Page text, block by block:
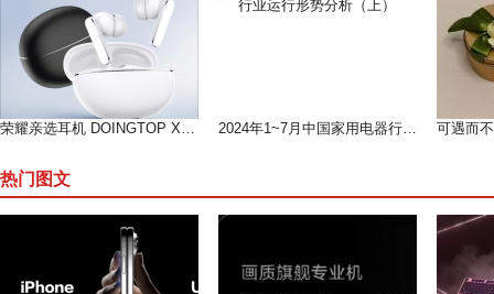
荣耀亲选耳机 DOINGTOP X8i 开售，开启高性价比音频新体验 2024年1~7月中国家用电器行业运行形势分析（上）
热门图文